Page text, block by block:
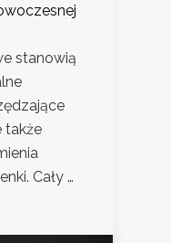
stanowią
także
Cały …